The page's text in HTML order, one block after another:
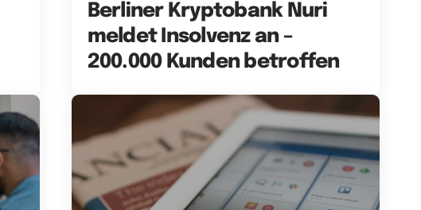
Berliner Kryptobank Nuri
meldet Insolvenz an –
200.000 Kunden betroffen